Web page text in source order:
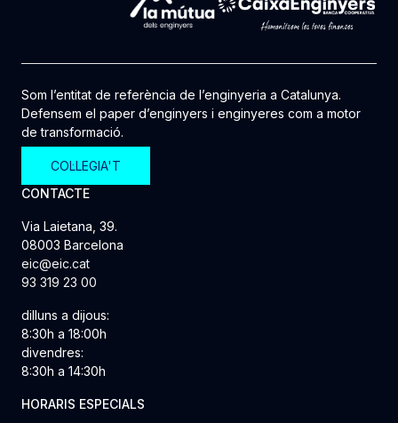
Som l’entitat de referència de l’enginyeria a Catalunya.
Defensem el paper d’enginyers i enginyeres com a motor
de transformació.
COL·LEGIA'T
CONTACTE
Via Laietana, 39.
08003 Barcelona
eic@eic.cat
93 319 23 00
dilluns a dijous:
8:30h a 18:00h
divendres:
8:30h a 14:30h
HORARIS ESPECIALS